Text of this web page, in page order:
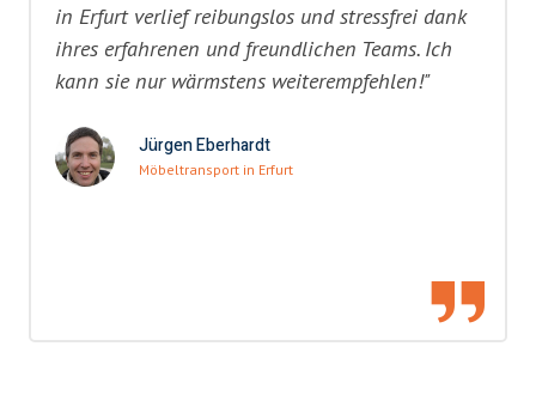
in Erfurt verlief reibungslos und stressfrei dank
ihres erfahrenen und freundlichen Teams. Ich
kann sie nur wärmstens weiterempfehlen!"
Jürgen Eberhardt
Möbeltransport in Erfurt